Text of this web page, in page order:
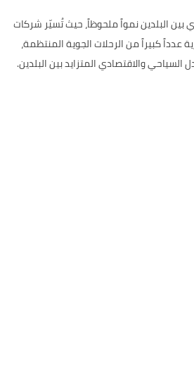
البلدين نمواً ملحوظاً، حيث تُسيّر شركات
عدداً كبيراً من الرحلات الجوية المنتظمة،
السياحي والاقتصادي المتزايد بين البلدين.